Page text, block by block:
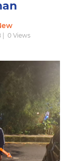
0 Views